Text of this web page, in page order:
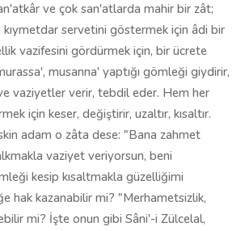
ve çok san'atlarda mahir bir zât;
kıymetdar servetini göstermek için âdi bir
vazifesini gördürmek için, bir ücrete
musanna' yaptığı gömleği giydirir,
vaziyetler verir, tebdil eder. Hem her
için keser, değiştirir, uzaltır, kısaltır.
adam o zâta dese: "Bana zahmet
vaziyet veriyorsun, beni
kesip kısaltmakla güzelliğimi
hak kazanabilir mi? "Merhametsizlik,
mi? İşte onun gibi Sâni'-i Zülcelal,